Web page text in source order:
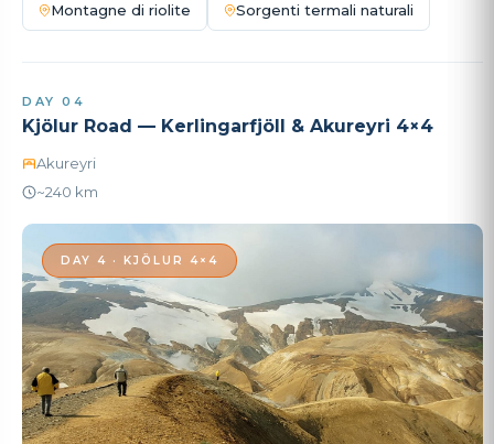
Montagne di riolite Sorgenti termali naturali
DAY 04
Kjölur Road — Kerlingarfjöll & Akureyri 4×4
Akureyri
~240 km
DAY 4 · KJÖLUR 4×4